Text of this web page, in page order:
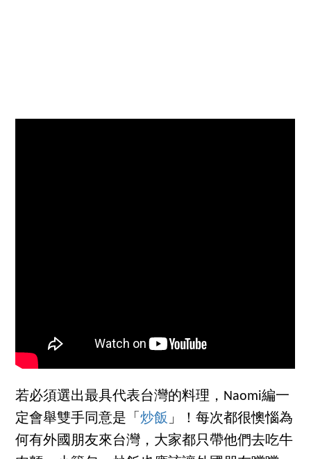
若必須選出最具代表台灣的料理，Naomi編一
定會舉雙手同意是「炒飯 」！每次都很懊惱為
何有外國朋友來台灣，大家都只帶他們去吃牛